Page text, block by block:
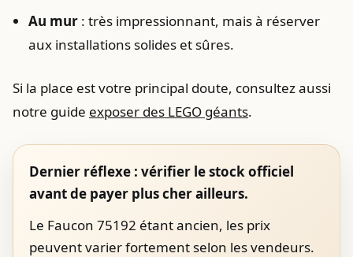
Au mur : très impressionnant, mais à réserver
aux installations solides et sûres.
Si la place est votre principal doute, consultez aussi
notre guide exposer des LEGO géants.
Dernier réflexe : vérifier le stock officiel
avant de payer plus cher ailleurs.
Le Faucon 75192 étant ancien, les prix
peuvent varier fortement selon les vendeurs.